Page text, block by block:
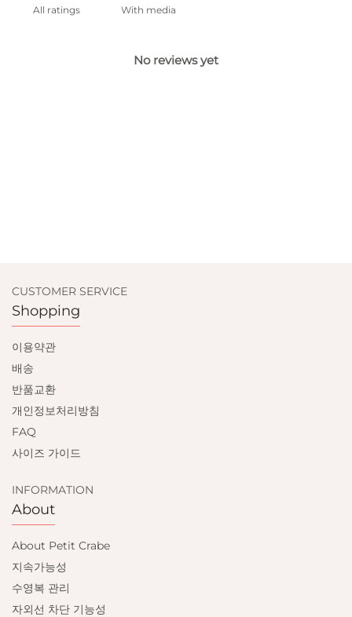
With media
No reviews yet
CUSTOMER SERVICE
Shopping
이용약관
배송
반품교환
개인정보처리방침
FAQ
사이즈 가이드
INFORMATION
About
About Petit Crabe
지속가능성
수영복 관리
자외선 차단 기능성